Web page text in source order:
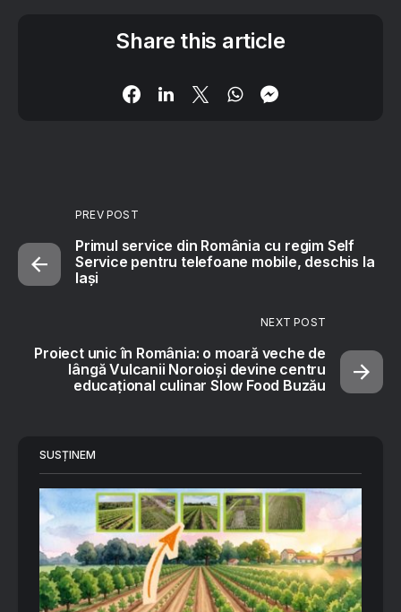
Share this article
PREV POST
Primul service din România cu regim Self
Service pentru telefoane mobile, deschis la
Iași
NEXT POST
Proiect unic în România: o moară veche de
lângă Vulcanii Noroioși devine centru
educațional culinar Slow Food Buzău
SUSȚINEM